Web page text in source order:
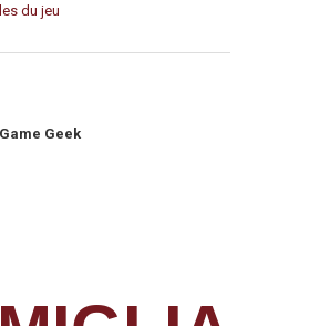
du jeu
Geek